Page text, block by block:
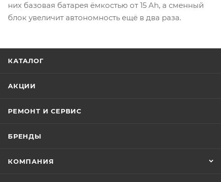
них базовая батарея ёмкостью от 15 Ah, а сменный
блок увеличит автономность ещё в два раза.
КАТАЛОГ
АКЦИИ
РЕМОНТ И СЕРВИС
БРЕНДЫ
КОМПАНИЯ